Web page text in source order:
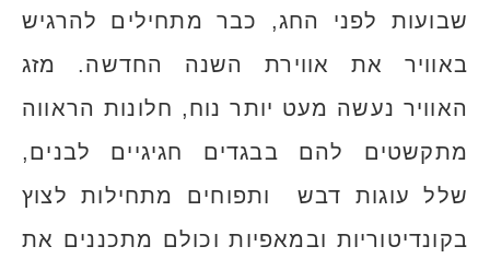
שבועות לפני החג, כבר מתחילים להרגיש
באוויר את אווירת השנה החדשה. מזג
האוויר נעשה מעט יותר נוח, חלונות הראווה
מתקשטים להם בבגדים חגיגיים לבנים,
שלל עוגות דבש ותפוחים מתחילות לצוץ
בקונדיטוריות ובמאפיות וכולם מתכננים את